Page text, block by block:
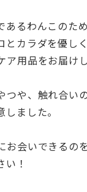
るわんこのため
とカラダを優し
ア用品をお届け
つや、触れ合い
ました。
会いできるの
！